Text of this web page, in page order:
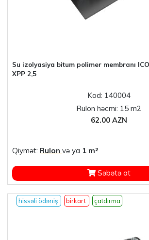
Su izolyasiya bitum polimer membranı ICOPAL Villateks N
XPP 2,5
Kod: 140004
Rulon həcmi: 15 m2
62.00 AZN
Qiymət: Rulon və ya 1 m²
Səbətə at
hissəli ödəniş birkart çatdırma